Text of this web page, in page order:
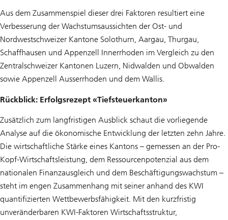
Aus dem Zusammenspiel dieser drei Faktoren resultiert eine
Verbesserung der Wachstumsaussichten der Ost- und
Nordwestschweizer Kantone Solothurn, Aargau, Thurgau,
Schaffhausen und Appenzell Innerrhoden im Vergleich zu den
Zentralschweizer Kantonen Luzern, Nidwalden und Obwalden
sowie Appenzell Ausserrhoden und dem Wallis.
Rückblick: Erfolgsrezept «Tiefsteuerkanton»
Zusätzlich zum langfristigen Ausblick schaut die vorliegende
Analyse auf die ökonomische Entwicklung der letzten zehn Jahre.
Die wirtschaftliche Stärke eines Kantons – gemessen an der Pro-
Kopf-Wirtschaftsleistung, dem Ressourcenpotenzial aus dem
nationalen Finanzausgleich und dem Beschäftigungswachstum –
steht im engen Zusammenhang mit seiner anhand des KWI
quantifizierten Wettbewerbsfähigkeit. Mit den kurzfristig
unveränderbaren KWI-Faktoren Wirtschaftsstruktur,